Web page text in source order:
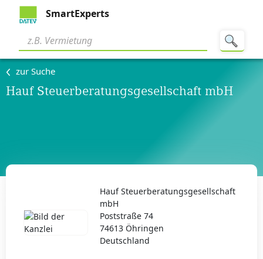
SmartExperts
zur Suche
Hauf Steuerberatungsgesellschaft mbH
Hauf Steuerberatungsgesellschaft
mbH
Poststraße 74
74613 Öhringen
Deutschland